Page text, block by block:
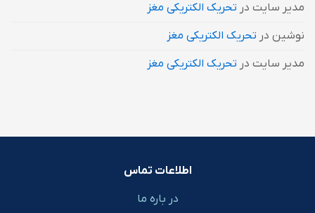
مدیر سایت در تحریک الکتریکی مغز
نوشین در تحریک الکتریکی مغز
مدیر سایت در تحریک الکتریکی مغز
اطلاعات تماس
در باره ما